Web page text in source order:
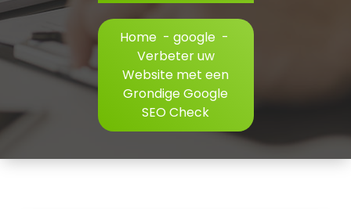
Home- google-
Verbeter uw
Website met een
Grondige Google
SEO Check